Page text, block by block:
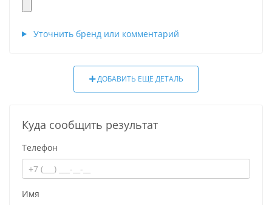
Уточнить бренд или комментарий
ДОБАВИТЬ ЕЩЁ ДЕТАЛЬ
Куда сообщить результат
Телефон
Имя